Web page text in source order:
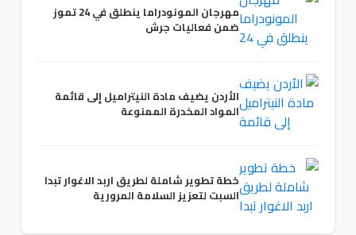
مهرجان المونودراما ينطلق في 24 تموز
ضمن فعاليات جرش
الأردن يضيف مادة النيتراميل إلى قائمة
المواد المخدرة الممنوعة
خطة تطوير شاملة لطريق اربد الاغوار تبدا
السبت لتعزيز السلامة المرورية